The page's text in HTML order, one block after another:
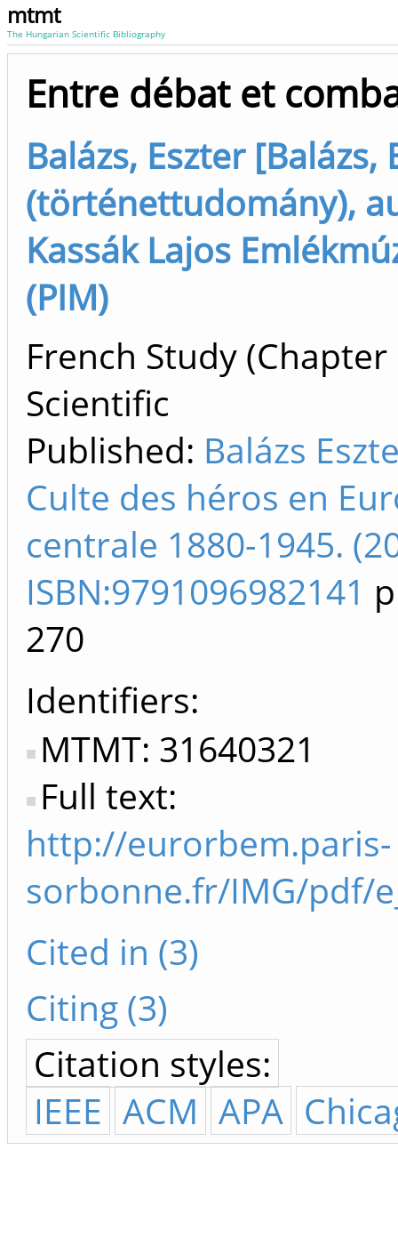
mtmt
The Hungarian Scientific Bibliography
Entre débat et
Balázs, Eszter [Balázs,
(történettudomány),
Kassák Lajos
(PIM)
French Study
Scientific
Published: Balázs
Culte des héros en
centrale 1880-1945.
ISBN:9791096982141
270
Identifiers
MTMT: 31640321
Full text:
http://eurorbem.paris-
sorbonne.fr/IMG/pdf/
Cited in (3)
Citing (3)
Citation styles:
IEEE ACM APA